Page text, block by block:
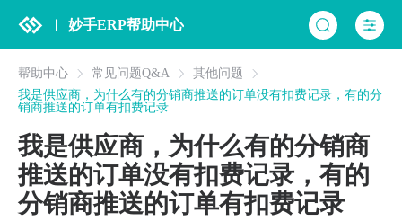
妙手ERP帮助中心
帮助中心 常见问题Q&A
其他问题
我是供应商，为什么有的分销商推送的订单没有扣费记录，有的分
销商推送的订单有扣费记录
我是供应商，为什么有的分销商
推送的订单没有扣费记录，有的
分销商推送的订单有扣费记录